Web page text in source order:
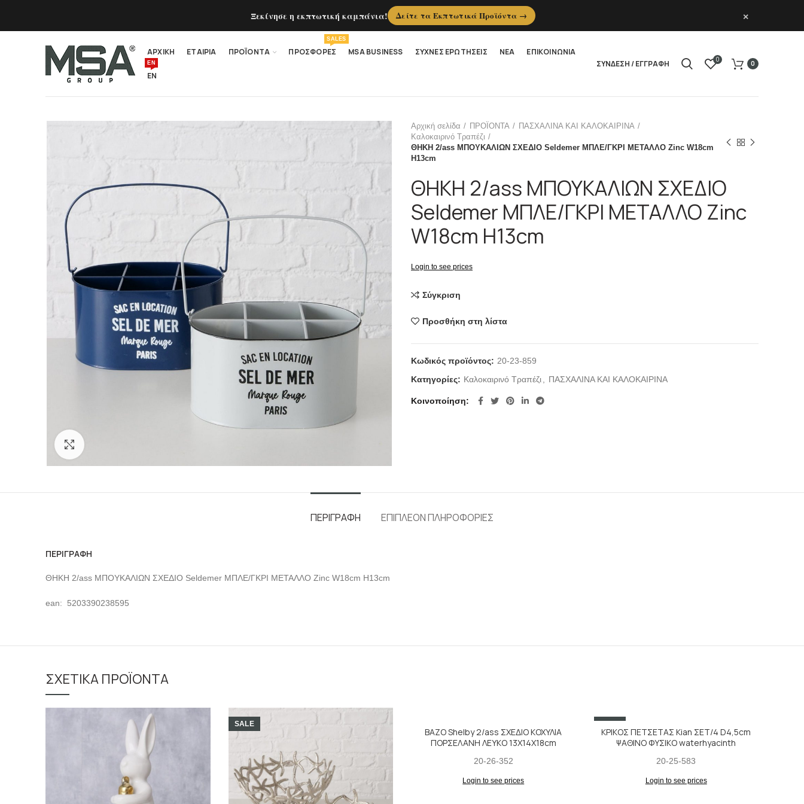
ΑΡΧΙΚΗ ΕΤΑΙΡΙΑ ΠΡΟΪΟΝΤΑ ΠΡΟΣΦΟΡΕΣ
SALES
MSA BUSINESS ΣΥΧΝΕΣ ΕΡΩΤΗΣΕΙΣ ΝΕΑ ΕΠΙΚΟΙΝΩΝΙΑ
EN
EN ΣΥΝΔΕΣΗ / ΕΓΓΡΑΦΗ 0
0
Αρχική σελίδα ΠΡΟΪΟΝΤΑ
ΠΑΣΧΑΛΙΝΑ ΚΑΙ ΚΑΛΟΚΑΙΡΙΝΑ
Καλοκαιρινό Τραπέζι
ΘΗΚΗ 2/ass ΜΠΟΥΚΑΛΙΩΝ ΣΧΕΔΙΟ Seldemer ΜΠΛΕ/ΓΚΡΙ ΜΕΤΑΛΛΟ Zinc W18cm
H13cm
ΘΗΚΗ 2/ass ΜΠΟΥΚΑΛΙΩΝ ΣΧΕΔΙΟ
Seldemer ΜΠΛΕ/ΓΚΡΙ ΜΕΤΑΛΛΟ Zinc
W18cm H13cm
Login to see prices
Σύγκριση
Προσθήκη στη λίστα
Κωδικός προϊόντος: 20-23-859
Κατηγορίες: Καλοκαιρινό Τραπέζι ΠΑΣΧΑΛΙΝΑ ΚΑΙ ΚΑΛΟΚΑΙΡΙΝΑ
Κοινοποίηση
ΠΕΡΙΓΡΑΦΉ ΕΠΙΠΛΈΟΝ ΠΛΗΡΟΦΟΡΊΕΣ
ΠΕΡΙΓΡΑΦΉ
ΘΗΚΗ 2/ass ΜΠΟΥΚΑΛΙΩΝ ΣΧΕΔΙΟ Seldemer ΜΠΛΕ/ΓΚΡΙ ΜΕΤΑΛΛΟ Zinc W18cm H13cm
ean: 5203390238595
ΣΧΕΤΙΚΆ ΠΡΟΪΌΝΤΑ
SALE
ΒΑΖΟ Shelby 2/ass ΣΧΕΔΙΟ ΚΟΧΥΛΙΑ
ΠΟΡΣΕΛΑΝΗ ΛΕΥΚΟ 13Χ14Χ18cm
20-26-352
Login to see prices
ΚΡΙΚΟΣ ΠΕΤΣΕΤΑΣ Kian ΣΕΤ/4 D4,5cm
ΨΑΘΙΝΟ ΦΥΣΙΚΟ waterhyacinth
20-25-583
Login to see prices
Ξεκίνησε η εκπτωτική καμπάνια! Δείτε τα Εκπτωτικά Προϊόντα → ×